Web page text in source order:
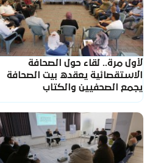
لأول مرة.. لقاء حول الصحافة
الاستقصائية يعقده بيت الصحافة
يجمع الصحفيين والكتاب